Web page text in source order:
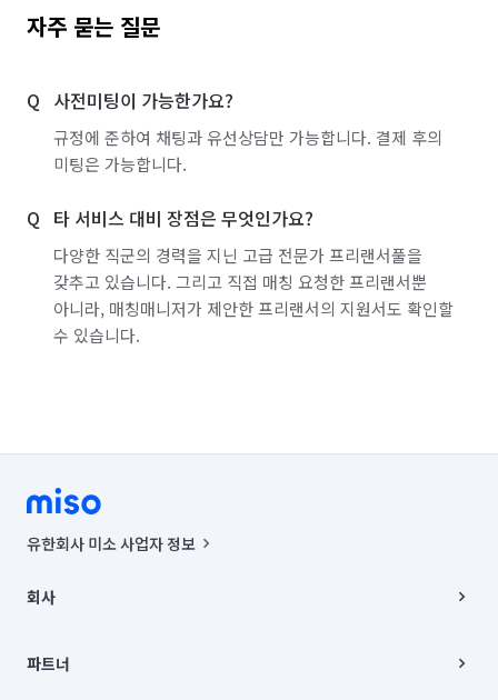
자주 묻는 질문
사전미팅이 가능한가요?
규정에 준하여 채팅과 유선상담만 가능합니다. 결제 후의
미팅은 가능합니다.
타 서비스 대비 장점은 무엇인가요?
다양한 직군의 경력을 지닌 고급 전문가 프리랜서풀을
갖추고 있습니다. 그리고 직접 매칭 요청한 프리랜서뿐
아니라, 매칭매니저가 제안한 프리랜서의 지원서도 확인할
수 있습니다.
유한회사 미소 사업자 정보
00019 |
주소 | 본사: 서울특별시 종로구 율곡로 6(중학동, 트윈트리빌딩) B동 5층
컨택센터 : 서울특별시 종로구 수송동 율곡로 24, 7층, 8층 미소
회사
채용
파트너